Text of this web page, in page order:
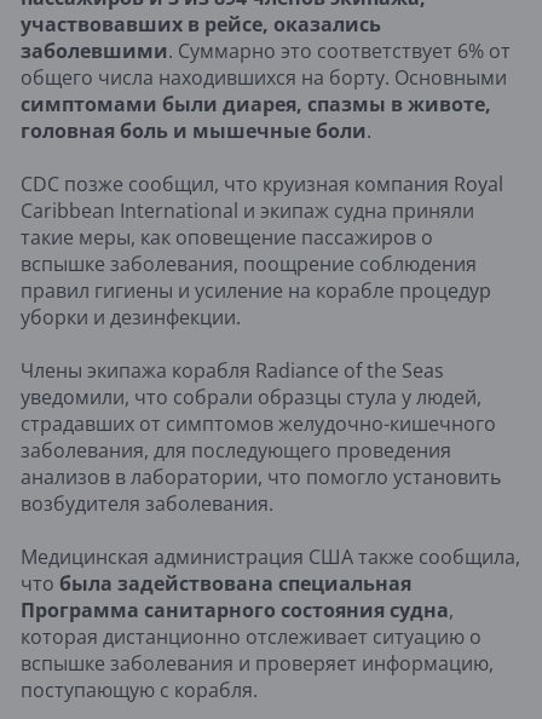
участвовавших в рейсе, оказались
заболевшими. Суммарно это соответствует 6% от
общего числа находившихся на борту. Основными
симптомами были диарея, спазмы в животе,
головная боль и мышечные боли.
CDC позже сообщил, что круизная компания Royal
Caribbean International и экипаж судна приняли
такие меры, как оповещение пассажиров о
вспышке заболевания, поощрение соблюдения
правил гигиены и усиление на корабле процедур
уборки и дезинфекции.
Члены экипажа корабля Radiance of the Seas
уведомили, что собрали образцы стула у людей,
страдавших от симптомов желудочно-кишечного
заболевания, для последующего проведения
анализов в лаборатории, что помогло установить
возбудителя заболевания.
Медицинская администрация США также сообщила,
что была задействована специальная
Программа санитарного состояния судна,
которая дистанционно отслеживает ситуацию о
вспышке заболевания и проверяет информацию,
поступающую с корабля.